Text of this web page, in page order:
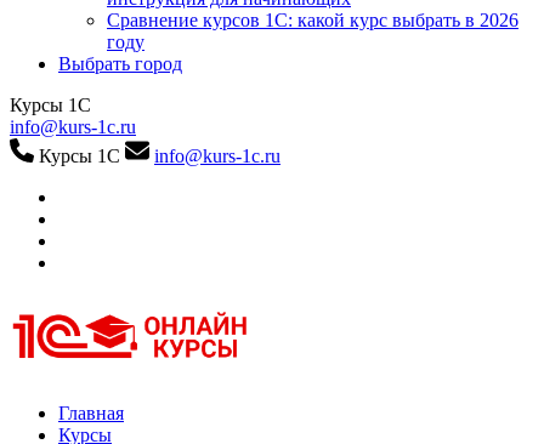
Сравнение курсов 1С: какой курс выбрать в 2026
году
Выбрать город
Курсы 1С
info@kurs-1c.ru
Курсы 1С
info@kurs-1c.ru
Курсы 1С
Курсы 1С официальная сертификация
Главная
Курсы